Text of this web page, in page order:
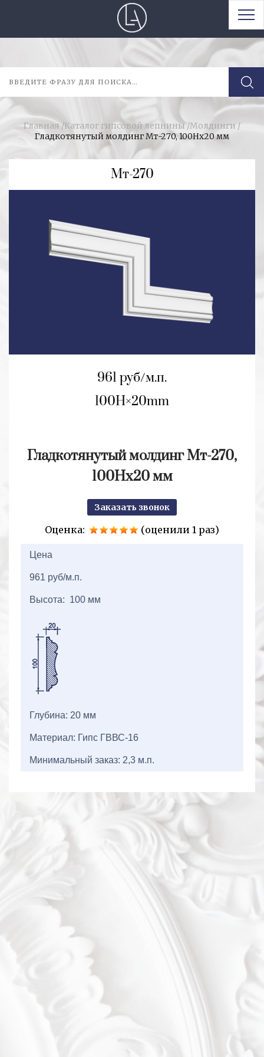
Главная /Каталог гипсовой лепнины /Молдинги /
Гладкотянутый молдинг Мт-270, 100Hx20 мм
Мт-270
961 руб/м.п.
100H 20mm
Гладкотянутый молдинг Мт-270,
100Hx20 мм
Заказать звонок
Оценка:
(оценили 1 раз)
Цена
961 руб/м.п.
Высота: 100 мм
Глубина: 20 мм
Материал: Гипс ГВВС-16
Минимальный заказ: 2,3 м.п.